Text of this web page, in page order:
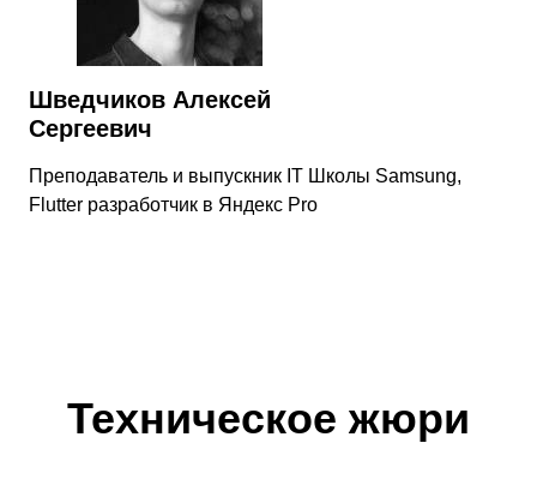
Шведчиков Алексей
Сергеевич
Преподаватель и выпускник IT Школы Samsung,
Flutter разработчик в Яндекс Pro
Техническое жюри